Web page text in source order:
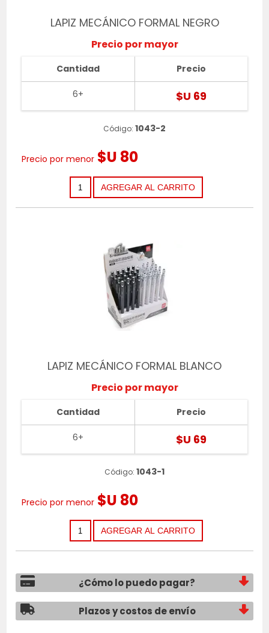
LAPIZ MECÁNICO FORMAL NEGRO
Precio por mayor
Cantidad
6+
Precio
$U 69
Código: 1043-2
Precio por menor $U 80
LAPIZ MECÁNICO FORMAL BLANCO
Precio por mayor
Cantidad
6+
Precio
$U 69
Código: 1043-1
Precio por menor $U 80
¿Cómo lo puedo pagar?
Plazos y costos de envío